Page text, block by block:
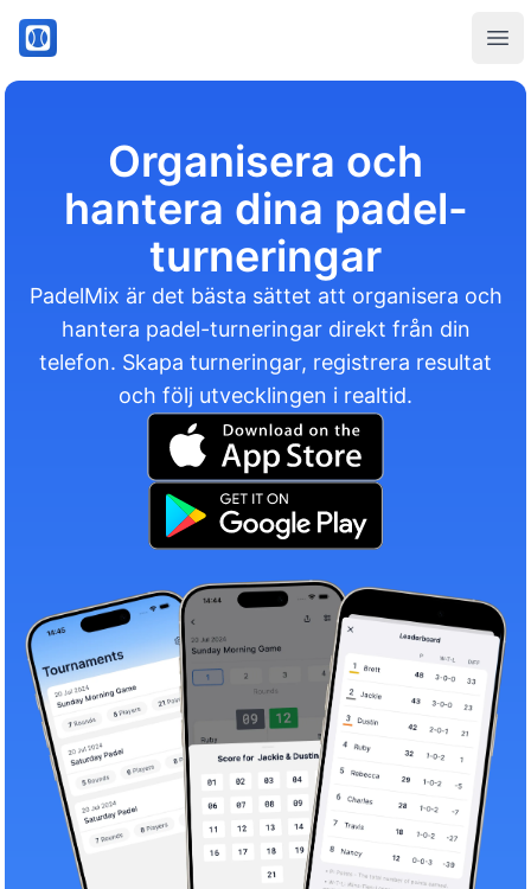
PadelMix
Organisera och
hantera dina padel-
turneringar
PadelMix är det bästa sättet att organisera och
hantera padel-turneringar direkt från din
telefon. Skapa turneringar, registrera resultat
och följ utvecklingen i realtid.